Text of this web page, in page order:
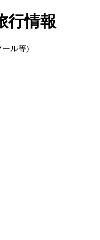
行情報
ール等)